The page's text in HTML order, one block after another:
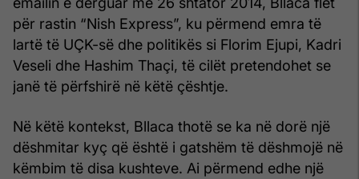
për rastin “Nish Express”, ku përmend emra të
lartë të UÇK-së dhe politikës si Florim Ejupi, Kadri
Veseli dhe Hashim Thaçi, të cilët pretendohet se
janë të përfshirë në këtë çështje.
Në këtë kontekst, Bllaca thotë se ka në dorë një
dëshmitar kyç që është i gatshëm të dëshmojë në
këmbim të disa kushteve. Ai përmend edhe një